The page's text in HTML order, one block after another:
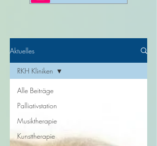
Aktuelles
Alle Beiträge
Palliativstation
Musiktherapie
Kunsttherapie
RKH Kliniken